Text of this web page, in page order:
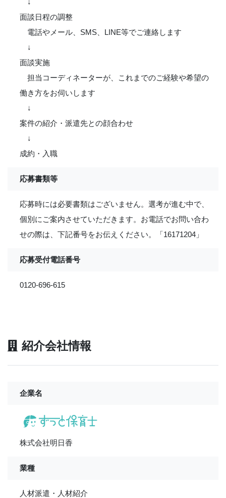
↓
面談日程の調整
電話やメール、SMS、LINE等でご連絡します
↓
面談実施
担当コーディネーターが、これまでのご経験や希望の
働き方をお伺いします
↓
案件の紹介・派遣先との顔合わせ
↓
成約・入職
応募書類等
応募時には必要書類はございません。選考が進む中で、
個別にご案内させていただきます。お電話でお問い合わ
せの際は、下記番号をお伝えください。「16171204」
応募受付電話番号
0120-696-615
紹介会社情報
企業名
株式会社明日香
業種
人材派遣・人材紹介